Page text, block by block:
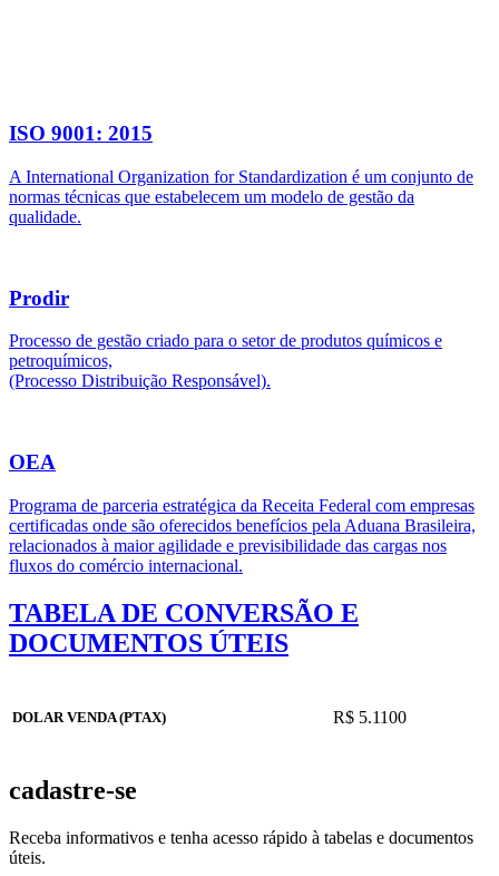
ISO 9001: 2015
A International Organization for Standardization é um conjunto de
normas técnicas que estabelecem um modelo de gestão da
qualidade.
Prodir
Processo de gestão criado para o setor de produtos químicos e
petroquímicos,
(Processo Distribuição Responsável).
OEA
Programa de parceria estratégica da Receita Federal com empresas
certificadas onde são oferecidos benefícios pela Aduana Brasileira,
relacionados à maior agilidade e previsibilidade das cargas nos
fluxos do comércio internacional.
TABELA DE CONVERSÃO E
DOCUMENTOS ÚTEIS
DOLAR VENDA (PTAX) R$ 5.1100
cadastre-se
Receba informativos e tenha acesso rápido à tabelas e documentos
úteis.